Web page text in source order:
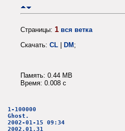
Страницы: 1 вся ветка
Скачать: CL | DM;
Память: 0.44 MB
Время: 0.008 c
1-100000
Ghost.
2002-01-15 09:34
2002.01.31